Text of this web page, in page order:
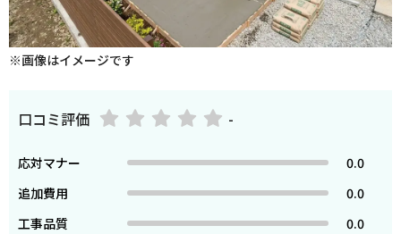
※画像はイメージです
口コミ評価 -
応対マナー
0.0
追加費用
0.0
工事品質
0.0